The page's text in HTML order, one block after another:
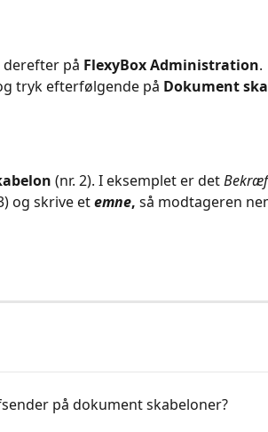
derefter på FlexyBox Administration.
tryk efterfølgende på Dokument
(nr. 2). I eksemplet er det
og skrive et emne, så modtageren
på dokument skabeloner?